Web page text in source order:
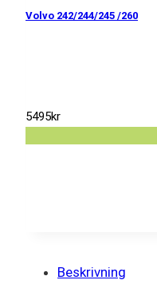
Volvo 242/244/245 /260
5495kr
Beskrivning